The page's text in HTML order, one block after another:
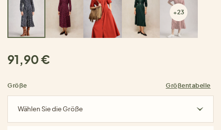
+23
91,90 €
Größe Größentabelle
Wählen Sie die Größe